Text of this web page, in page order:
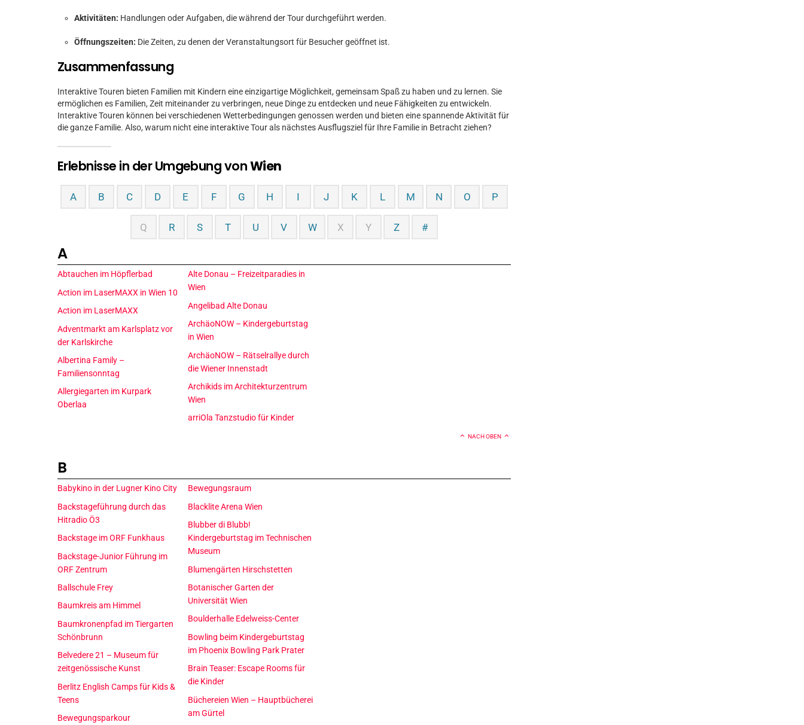
Aktivitäten: Handlungen oder Aufgaben, die während der Tour durchgeführt werden.
Öffnungszeiten: Die Zeiten, zu denen der Veranstaltungsort für Besucher geöffnet ist.
Zusammenfassung
Interaktive Touren bieten Familien mit Kindern eine einzigartige Möglichkeit, gemeinsam Spaß zu haben und zu lernen. Sie
ermöglichen es Familien, Zeit miteinander zu verbringen, neue Dinge zu entdecken und neue Fähigkeiten zu entwickeln.
Interaktive Touren können bei verschiedenen Wetterbedingungen genossen werden und bieten eine spannende Aktivität für
die ganze Familie. Also, warum nicht eine interaktive Tour als nächstes Ausflugsziel für Ihre Familie in Betracht ziehen?
Erlebnisse in der Umgebung vonWien
A B C D E F G H I J K L M N O P
Q R S T U V W X Y Z #
A
Abtauchen im Höpflerbad
Action im LaserMAXX in Wien 10
Action im LaserMAXX
Adventmarkt am Karlsplatz vor
der Karlskirche
Albertina Family –
Familiensonntag
Allergiegarten im Kurpark
Oberlaa
Alte Donau – Freizeitparadies in
Wien
Angelibad Alte Donau
ArchäoNOW – Kindergeburtstag
in Wien
ArchäoNOW – Rätselrallye durch
die Wiener Innenstadt
Archikids im Architekturzentrum
Wien
arriOla Tanzstudio für Kinder
NACH OBEN
B
Babykino in der Lugner Kino City
Backstageführung durch das
Hitradio Ö3
Backstage im ORF Funkhaus
Backstage-Junior Führung im
ORF Zentrum
Ballschule Frey
Baumkreis am Himmel
Baumkronenpfad im Tiergarten
Schönbrunn
Belvedere 21 – Museum für
zeitgenössische Kunst
Berlitz English Camps für Kids &
Teens
Bewegungsparkour
Bewegungsraum
Blacklite Arena Wien
Blubber di Blubb!
Kindergeburtstag im Technischen
Museum
Blumengärten Hirschstetten
Botanischer Garten der
Universität Wien
Boulderhalle Edelweiss-Center
Bowling beim Kindergeburtstag
im Phoenix Bowling Park Prater
Brain Teaser: Escape Rooms für
die Kinder
Büchereien Wien – Hauptbücherei
am Gürtel